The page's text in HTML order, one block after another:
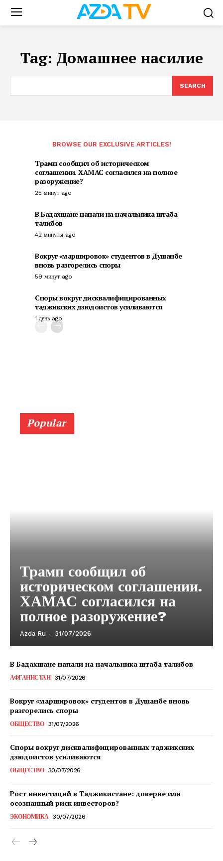
Tag: Домашнее насилие
SEARCH
BROWSE OUR EXCLUSIVE ARTICLES!
Трамп сообщил об историческом
соглашении. ХАМАС согласился на полное
разоружение?
25 минут ago
В Бадахшане напали на начальника штаба
талибов
42 минуты ago
Вокруг «маршировок» студентов в Душанбе
вновь разгорелись споры
59 минут ago
Споры вокруг дисквалифицированных
таджикских дзюдоистов усиливаются
1 день ago
Popular
Трамп сообщил об
историческом соглашении.
ХАМАС согласился на
полное разоружение?
Azda Ru - 31/07/2026
В Бадахшане напали на начальника штаба талибов
АФГАНИСТАН 31/07/2026
Вокруг «маршировок» студентов в Душанбе вновь
разгорелись споры
ОБЩЕСТВО 31/07/2026
Споры вокруг дисквалифицированных таджикских
дзюдоистов усиливаются
ОБЩЕСТВО 30/07/2026
Рост инвестиций в Таджикистане: доверие или
осознанный риск инвесторов?
ЭКОНОМИКА 30/07/2026